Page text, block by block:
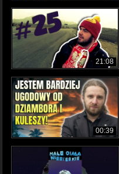
21:08
00:39